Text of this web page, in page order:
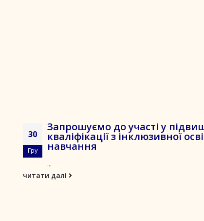
30
Гру
Запрошуємо до участі у
кваліфікації з інклюзивної
навчання
...
читати далі